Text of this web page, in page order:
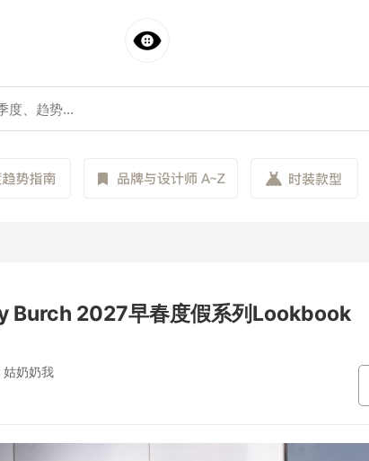
Burch 2027早春度假系列Lookbook
姑奶奶我